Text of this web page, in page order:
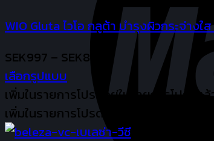
the
page
WIO Gluta ไวโอ กลูต้า บำรุงผิวกระจ่าง
SEK997 – SEK8,970Price
range:
SEK997
SEK8,970
เลือกรูปแบบ
This
product
has
เพิ่มในรายการโปรด
อยู่ในรายการโปรดแล้
เพิ่มในรายการโปรด